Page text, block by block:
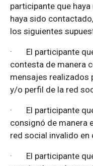
participante que
haya sido
los siguientes
· El participante
contesta de manera
mensajes realizados
y/o perfil de la red
· El participante
consignó de manera
red social invalido
· El participante